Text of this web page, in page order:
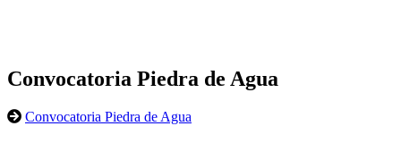
Convocatoria Piedra de Agua
Convocatoria Piedra de Agua